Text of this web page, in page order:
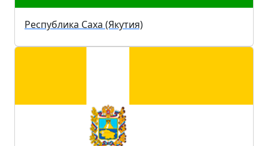
Республика Саха (Якутия)